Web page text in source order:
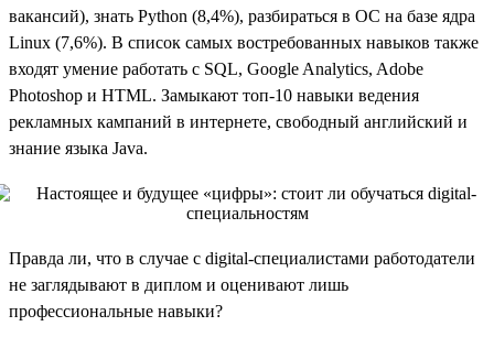
вакансий), знать Python (8,4%), разбираться в ОС на базе ядра
Linux (7,6%). В список самых востребованных навыков также
входят умение работать с SQL, Google Analytics, Adobe
Photoshop и HTML. Замыкают топ-10 навыки ведения
рекламных кампаний в интернете, свободный английский и
знание языка Java.
Правда ли, что в случае с digital-специалистами работодатели
не заглядывают в диплом и оценивают лишь
профессиональные навыки?